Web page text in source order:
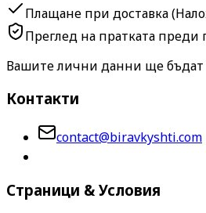
Плащане при доставка
Преглед на пратката преди
Вашите лични данни ще бъдат
Контакти
contact@biravkyshti.com
Страници & Условия